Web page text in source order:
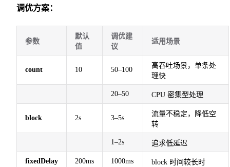
调优方案：
参数
默认
值
调优建
议
适用场景
count 10 50–100
高吞吐场景，单条处
理快
20–50 CPU 密集型处理
block 2s 3–5s
流量不稳定，降低空
转
1–2s 追求低延迟
fixedDelay 200ms 1000ms block 时间较长时